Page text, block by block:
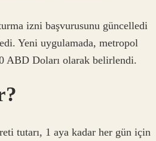
izni başvurusunu güncelledi
Yeni uygulamada, metropol
ABD Doları olarak belirlendi.
tutarı, 1 aya kadar her gün için